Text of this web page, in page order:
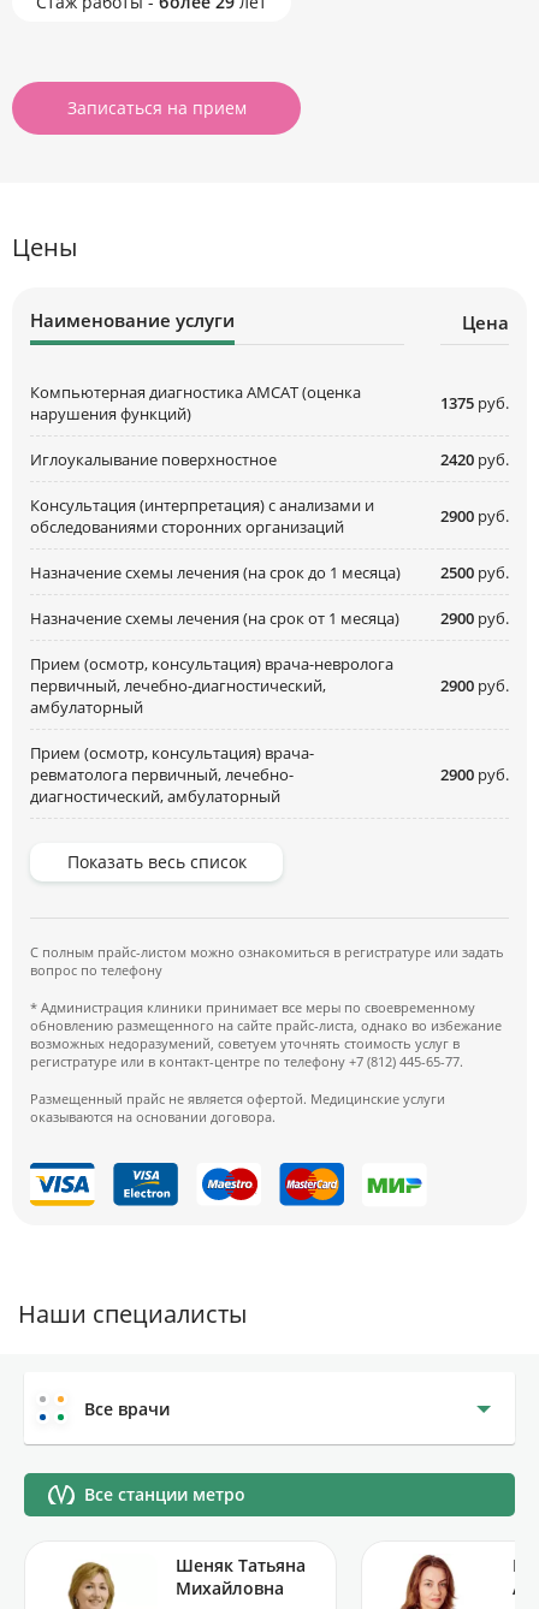
Записаться на прием
Цены
Наименование услуги Цена
Компьютерная диагностика АМСАТ (оценка
нарушения функций)
1375 руб.
Иглоукалывание поверхностное 2420 руб.
Консультация (интерпретация) с анализами и
обследованиями сторонних организаций
2900 руб.
Назначение схемы лечения (на срок до 1 месяца) 2500 руб.
Назначение схемы лечения (на срок от 1 месяца) 2900 руб.
Прием (осмотр, консультация) врача-невролога
первичный, лечебно-диагностический,
амбулаторный
2900 руб.
Прием (осмотр, консультация) врача-
ревматолога первичный, лечебно-
диагностический, амбулаторный
2900 руб.
Показать весь список
С полным прайс-листом можно ознакомиться в регистратуре или задать
вопрос по телефону
* Администрация клиники принимает все меры по своевременному
обновлению размещенного на сайте прайс-листа, однако во избежание
возможных недоразумений, советуем уточнять стоимость услуг в
регистратуре или в контакт-центре по телефону +7 (812) 445-65-77.
Размещенный прайс не является офертой. Медицинские услуги
оказываются на основании договора.
Наши специалисты
Все врачи
Все станции метро
Шеняк Татьяна
Михайловна